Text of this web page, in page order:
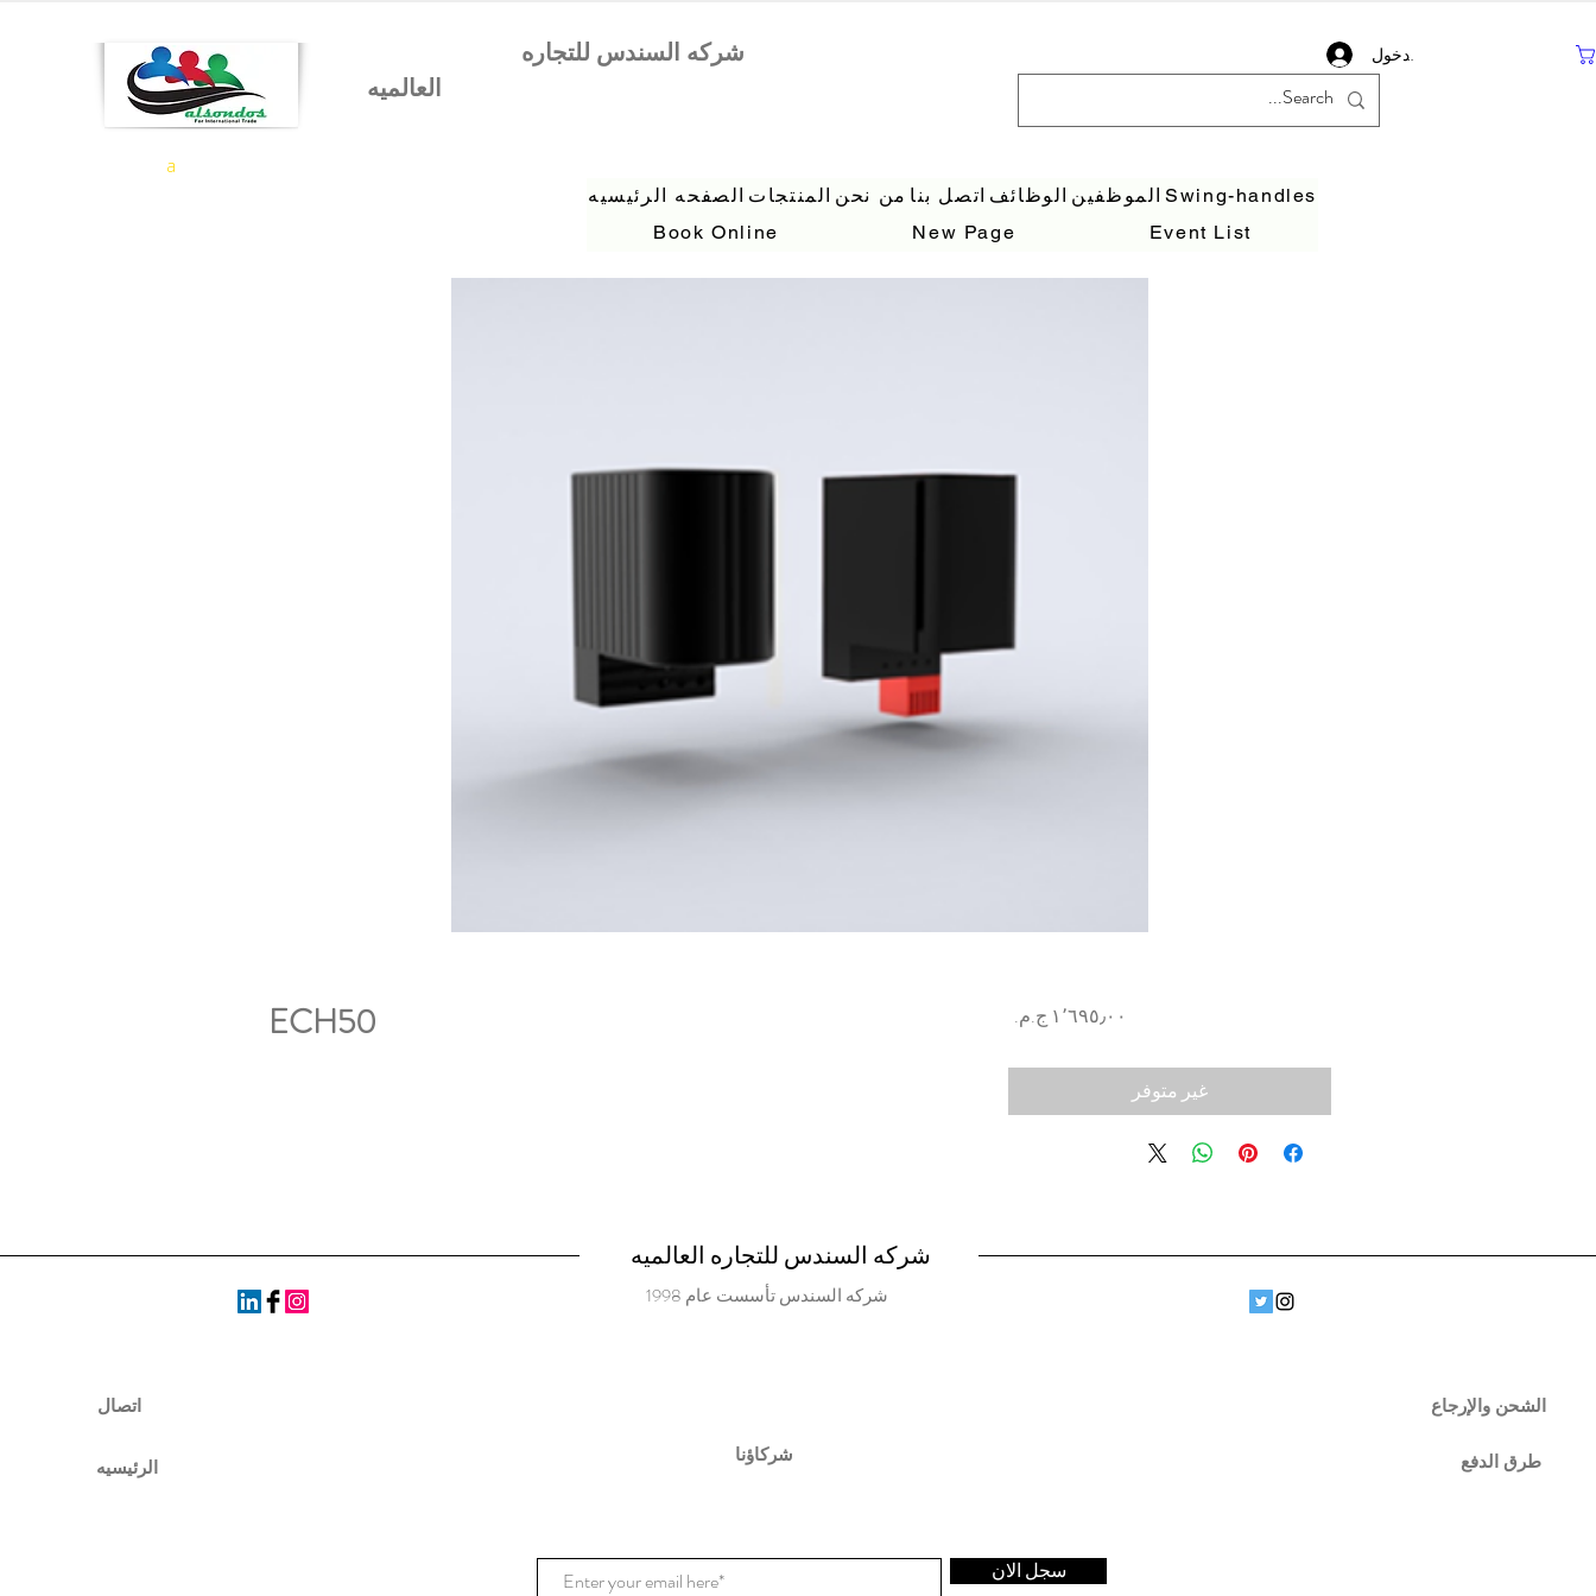
تسجيل دخول
الصفحه الرئيسيه المنتجات من نحن اتصل بنا الوظائف الموظفين Swing-handles
Book Online
New Page Event List
ECH50 السعر
غير متوفر
a
شركه السندس للتجاره العالميه
شركه السندس تأسست عام 1998
اتصال
الرئيسيه طرق الدفع
سجل الان